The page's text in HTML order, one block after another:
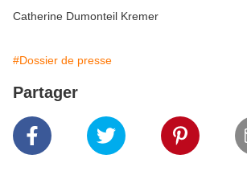
Catherine Dumonteil Kremer
#Dossier de presse
Partager